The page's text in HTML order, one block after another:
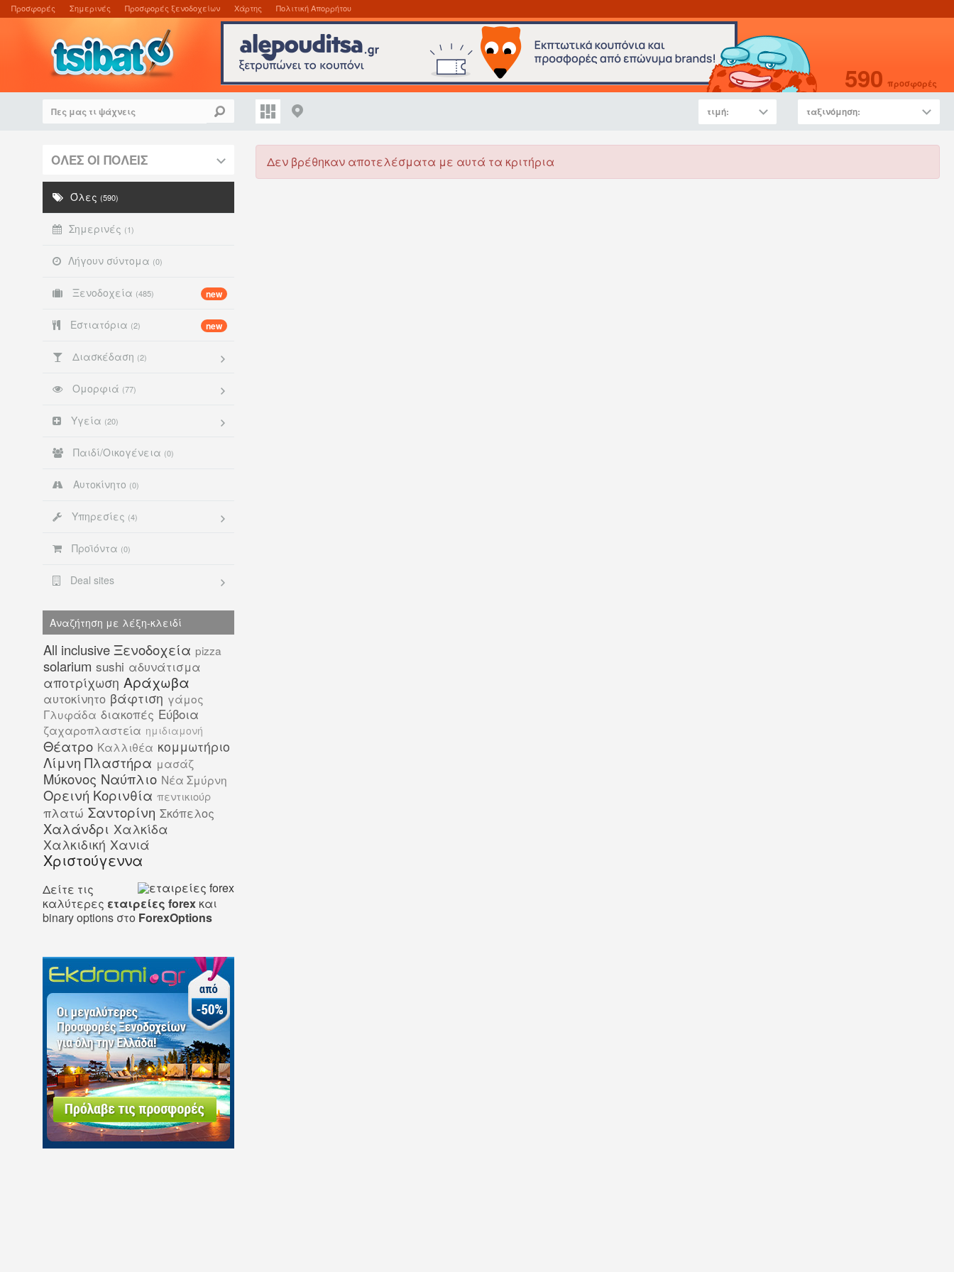
Προσφορές Σημερινές Προσφορές ξενοδοχείων Χάρτης Πολιτική Απορρήτου
590 προσφορές
ταξινόμηση:
τιμή:
ΟΛΕΣ ΟΙ ΠΟΛΕΙΣ
Όλες (590)
Σημερινές (1)
Λήγουν σύντομα (0)
Ξενοδοχεία (485) new
Εστιατόρια (2) new
Διασκέδαση (2)
Ομορφιά (77)
Υγεία (20)
Παιδί/Οικογένεια (0)
Αυτοκίνητο (0)
Υπηρεσίες (4)
Προϊόντα (0)
Deal sites
Αναζήτηση με λέξη-κλειδί
All inclusive Ξενοδοχεία pizza
solarium sushi αδυνάτισμα
αποτρίχωση Αράχωβα
αυτοκίνητο βάφτιση γάμος
Γλυφάδα διακοπές Εύβοια
ζαχαροπλαστεία ημιδιαμονή
Θέατρο Καλλιθέα κομμωτήριο
Λίμνη Πλαστήρα μασάζ
Μύκονος Ναύπλιο Νέα Σμύρνη
Ορεινή Κορινθία πεντικιούρ
πλατώ Σαντορίνη Σκόπελος
Χαλάνδρι Χαλκίδα
Χαλκιδική Χανιά
Χριστούγεννα
Δείτε τις
καλύτερες εταιρείες forex και
binary options στο ForexOptions
Δεν βρέθηκαν αποτελέσματα με αυτά τα κριτήρια